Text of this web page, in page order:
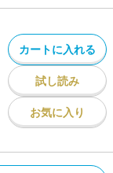
カートに入れる
試し読み
お気に入り